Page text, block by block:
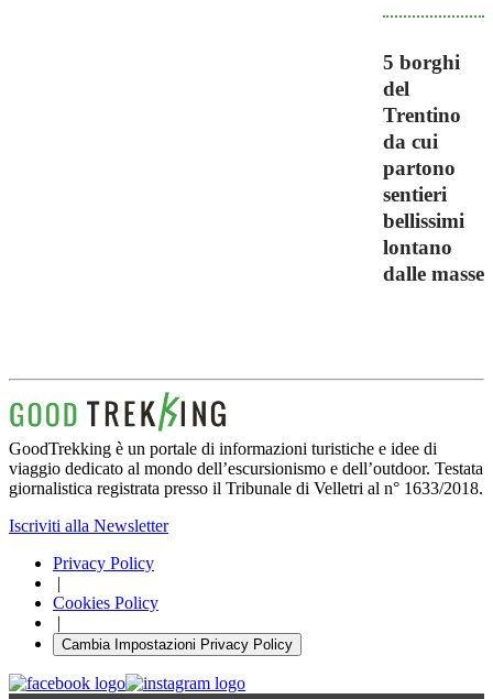
5 borghi
del
Trentino
da cui
partono
sentieri
bellissimi
lontano
dalle masse
GoodTrekking è un portale di informazioni turistiche e idee di
viaggio dedicato al mondo dell’escursionismo e dell’outdoor. Testata
giornalistica registrata presso il Tribunale di Velletri al n° 1633/2018.
Iscriviti alla Newsletter
Privacy Policy
|
Cookies Policy
|
Cambia Impostazioni Privacy Policy